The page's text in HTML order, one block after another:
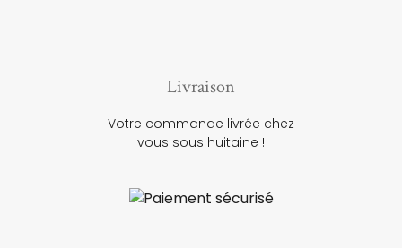
Livraison
Votre commande livrée chez
vous sous huitaine !